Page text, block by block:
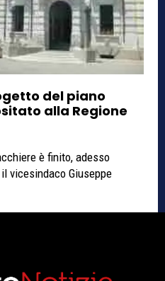
del piano
alla Regione
è finito, adesso
vicesindaco Giuseppe